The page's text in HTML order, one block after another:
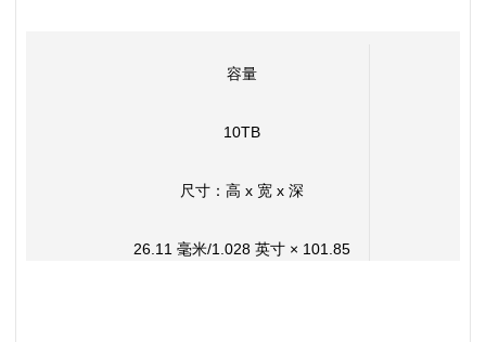
是数据存储解决方案领域值得信赖的领导者。
容量
10TB
尺寸：高 x 宽 x 深
26.11 毫米/1.028 英寸 × 101.85